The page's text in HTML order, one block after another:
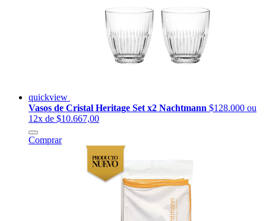
quickview
Vasos de Cristal Heritage Set x2 Nachtmann $128.000 ou
12x de $10.667,00
Comprar